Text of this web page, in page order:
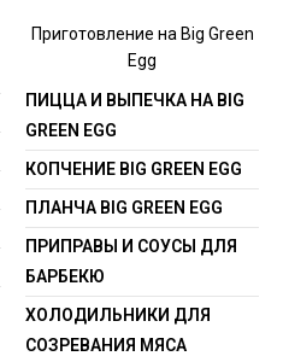
Приготовление на Big Green
Egg
ПИЦЦА И ВЫПЕЧКА НА BIG
GREEN EGG
КОПЧЕНИЕ BIG GREEN EGG
ПЛАНЧА BIG GREEN EGG
ПРИПРАВЫ И СОУСЫ ДЛЯ
БАРБЕКЮ
ХОЛОДИЛЬНИКИ ДЛЯ
СОЗРЕВАНИЯ МЯСА